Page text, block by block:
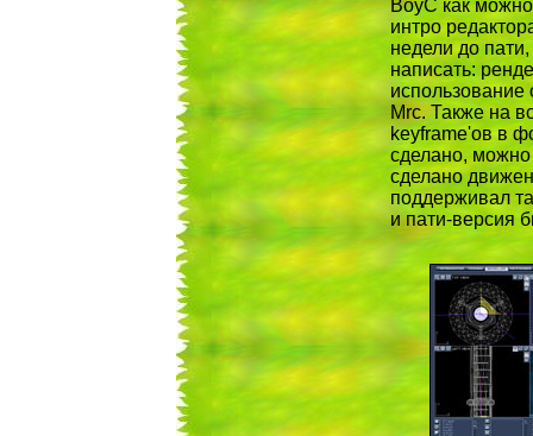
BoyC как
интро
недели до
написать:
Mrc. Также на
keyframe'ов в
сделано,
сделано
поддерживал
и пати-версия